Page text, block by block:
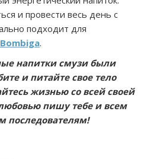
и провести весь день с
подходит для
.
напитки смузи были
и питайте свое тело
жизнью со всей своей
пишу тебе и всем
последователям!